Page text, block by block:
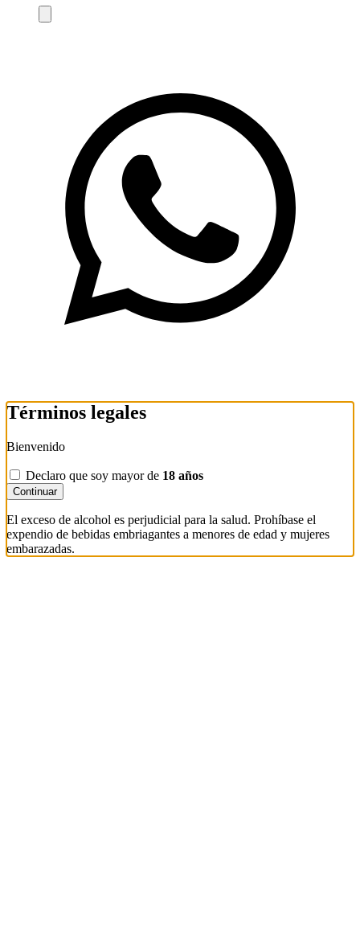
Términos legales
Bienvenido
Declaro que soy mayor de 18 años
Continuar
El exceso de alcohol es perjudicial para la salud. Prohíbase el
expendio de bebidas embriagantes a menores de edad y mujeres
embarazadas.